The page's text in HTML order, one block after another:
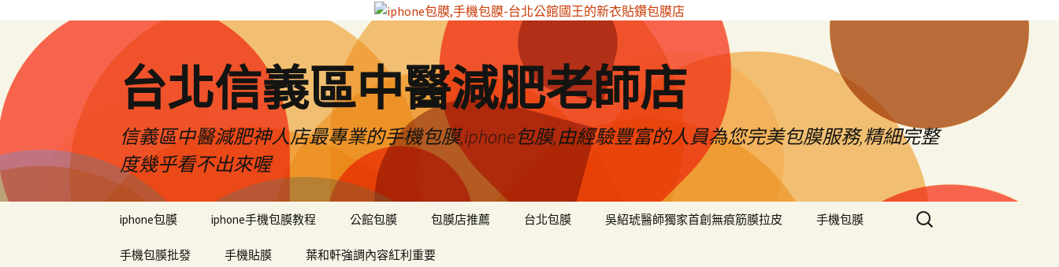
台北信義區中醫減肥老師店
信義區中醫減肥神人店最專業的手機包膜,iphone包膜,由經驗豐富的人員為您完美包膜服務,精細完整
度幾乎看不出來喔
iphone包膜 iphone手機包膜教程 公館包膜 包膜店推薦 台北包膜 吳紹琥醫師獨家首創無痕筋膜拉皮 手機包膜
手機包膜批發 手機貼膜 葉和軒強調內容紅利重要
搜
尋